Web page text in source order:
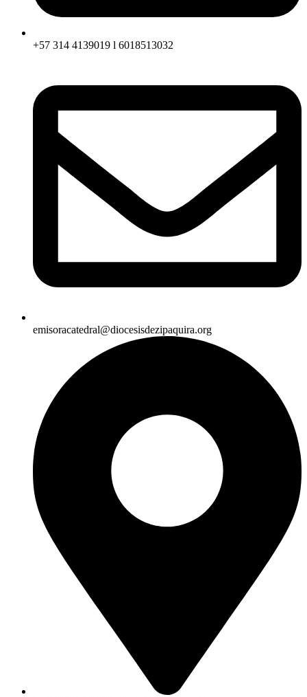
+57 314 4139019 l 6018513032
emisoracatedral@diocesisdezipaquira.org